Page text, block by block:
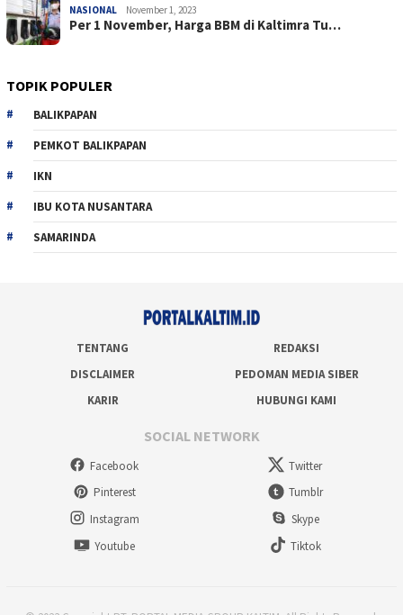
NASIONAL November 1, 2023
Per 1 November, Harga BBM di Kaltimra Tu…
TOPIK POPULER
BALIKPAPAN
PEMKOT BALIKPAPAN
IKN
IBU KOTA NUSANTARA
SAMARINDA
TENTANG
REDAKSI
DISCLAIMER
PEDOMAN MEDIA SIBER
KARIR
HUBUNGI KAMI
SOCIAL NETWORK
Facebook
Twitter
Pinterest
Tumblr
Instagram
Skype
Youtube
Tiktok